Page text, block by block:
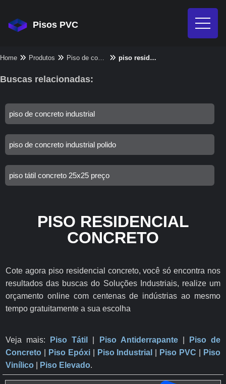
Pisos PVC
Home Produtos Piso de concreto - Categoria piso residencial concreto
Buscas relacionadas:
piso de concreto industrial
piso de concreto industrial polido
piso tátil concreto 25x25 preço
PISO RESIDENCIAL
CONCRETO
Cote agora piso residencial concreto, você só encontra nos
resultados das buscas do Soluções Industriais, realize um
orçamento online com centenas de indústrias ao mesmo
tempo gratuitamente a sua escolha
Veja mais: Piso Tátil Piso Antiderrapante​ |
Piso de
Concreto
Piso Epóxi| Piso Industrial Piso PVC
Piso
Vinílico
Piso Elevado.